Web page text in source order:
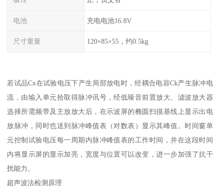
电池 充电电池16.8V
尺寸重量 120×85×55，约0.5kg
若试品Cx在试验电压下产生局部放电时，经耦合电容Ck产生脉冲电
流，由输入单元拾取得脉冲讯号，经低噪音前置放大、滤波放大器
选择所需频带及主放放大后，在示波屏的椭圆扫描基线上显示出电
放脉冲，同时也送到脉冲峰值表（对数表）显示其峰值。时间窗单
元控制试验电压每一周期内脉冲峰值表的工作时间，并在这段时间
内将显示屏的显示加亮，宽度与位置可以改变，进一步加强了抗干
扰能力。
超声波法检测原理